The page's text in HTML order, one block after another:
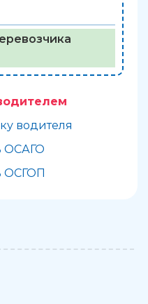
водителя
ОСАГО
ОСГОП